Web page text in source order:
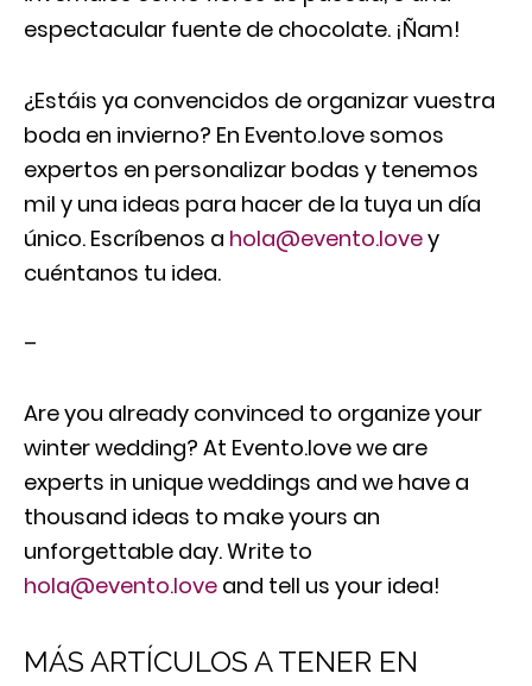
espectacular fuente de chocolate. ¡Ñam!
¿Estáis ya convencidos de organizar vuestra
boda en invierno? En Evento.love somos
expertos en personalizar bodas y tenemos
mil y una ideas para hacer de la tuya un día
único. Escríbenos a hola@evento.lovey
cuéntanos tu idea.
–
Are you already convinced to organize your
winter wedding? At Evento.love we are
experts in unique weddings and we have a
thousand ideas to make yours an
unforgettable day. Write to
hola@evento.love and tell us your idea!
MÁS ARTÍCULOS A TENER EN